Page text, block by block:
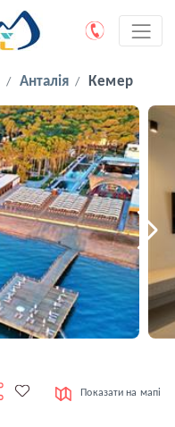
Анталія Кемер
Показати на мапі